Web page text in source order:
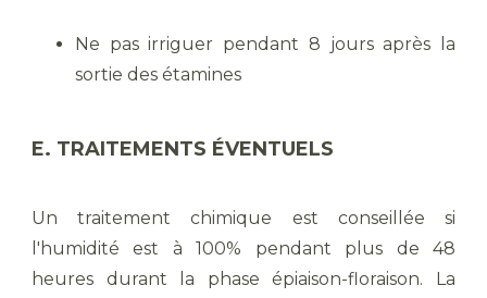
Ne pas irriguer pendant 8 jours après la
sortie des étamines
E. TRAITEMENTS ÉVENTUELS
Un traitement chimique est conseillée si
l'humidité est à 100% pendant plus de 48
heures durant la phase épiaison-floraison. La